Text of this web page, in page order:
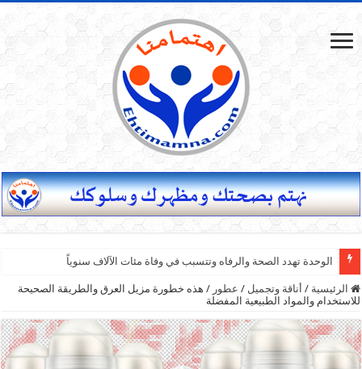
الوحدة تهدد الصحة والرفاه وتتسبب في وفاة مئات الآلاف سنوياً
الرئيسية / أناقة وتجميل / عطور / هذه خطورة مزيل العرق والطريقة الصحيحة
للاستخدام والمواد الطبيعية المفضلة